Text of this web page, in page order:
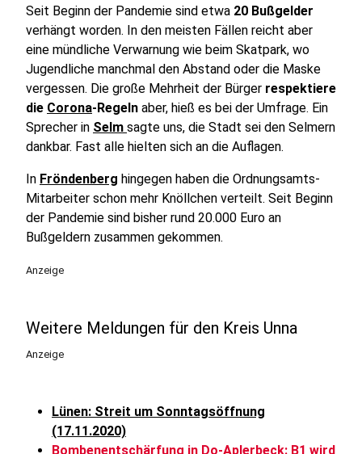
Seit Beginn der Pandemie sind etwa 20 Bußgelder
verhängt worden. In den meisten Fällen reicht aber
eine mündliche Verwarnung wie beim Skatpark, wo
Jugendliche manchmal den Abstand oder die Maske
vergessen. Die große Mehrheit der Bürger respektiere
die Corona-Regeln aber, hieß es bei der Umfrage. Ein
Sprecher in Selm sagte uns, die Stadt sei den Selmern
dankbar. Fast alle hielten sich an die Auflagen.
In Fröndenberg hingegen haben die Ordnungsamts-
Mitarbeiter schon mehr Knöllchen verteilt. Seit Beginn
der Pandemie sind bisher rund 20.000 Euro an
Bußgeldern zusammen gekommen.
Anzeige
Weitere Meldungen für den Kreis Unna
Anzeige
Lünen: Streit um Sonntagsöffnung
(17.11.2020)
Bombenentschärfung in Do-Aplerbeck: B1 wird